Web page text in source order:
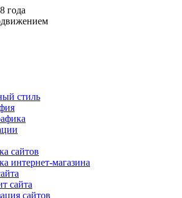
года
стиль
сайтов
интернет-магазина
сайта
сайтов